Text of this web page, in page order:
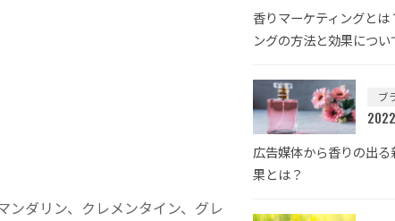
ンダリン、クレメンタイン、グレ
香りマーケティングと
ングの方法と効果につい
ブ
広告媒体から香りの出
果とは？